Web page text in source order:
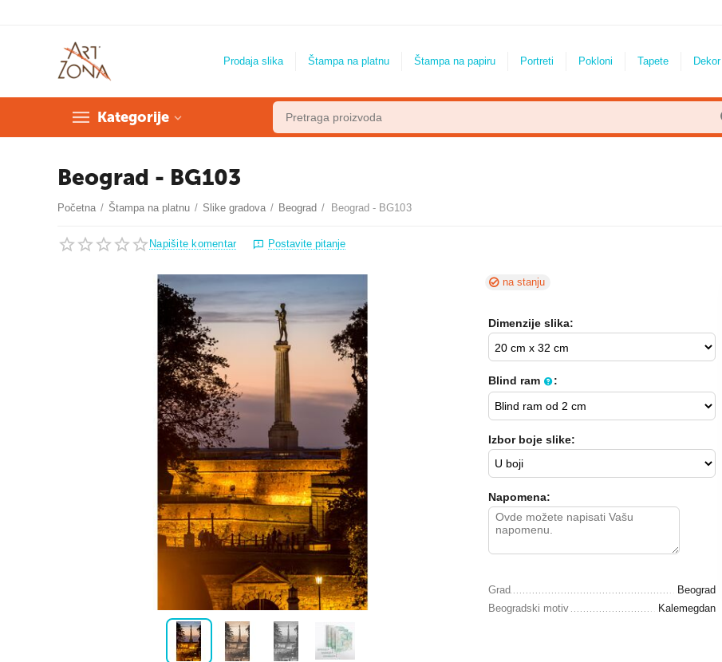
Prodaja slika Štampa na platnu Štampa na papiru Portreti Pokloni Tapete Dekor
Kategorije
Beograd - BG103
Početna / Štampa na platnu / Slike gradova / Beograd / Beograd - BG103
Napišite komentar Postavite pitanje
na stanju
Dimenzije slika:
Blind ram :
Izbor boje slike:
Napomena:
Grad
Beograd
Beogradski motiv
Kalemegdan